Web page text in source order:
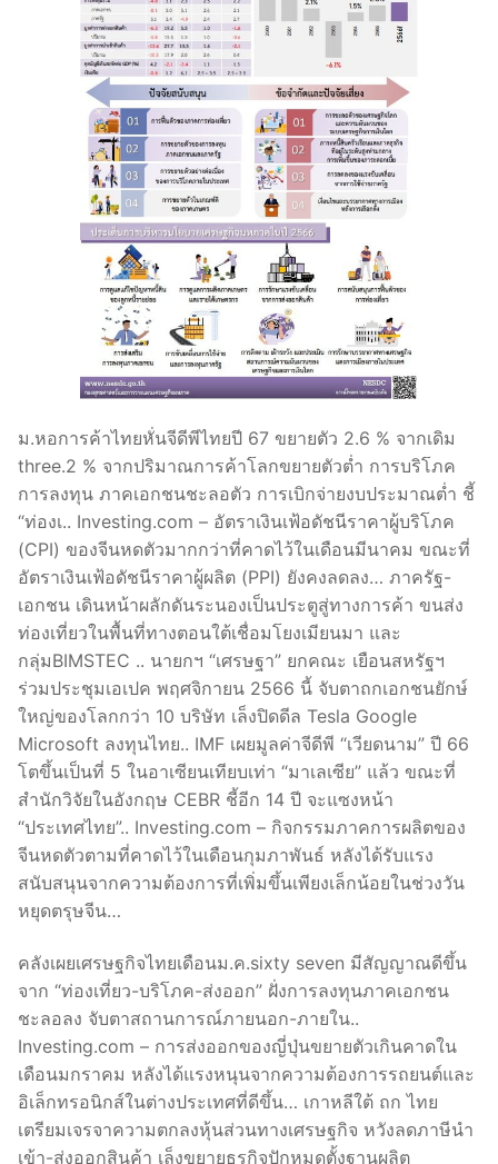
ม.หอการค้าไทยหั่นจีดีพีไทยปี 67 ขยายตัว 2.6 % จากเดิม
three.2 % จากปริมาณการค้าโลกขยายตัวต่ำ การบริโภค
การลงทุน ภาคเอกชนชะลอตัว การเบิกจ่ายงบประมาณต่ำ ชี้
“ท่องเ.. Investing.com – อัตราเงินเฟ้อดัชนีราคาผู้บริโภค
(CPI) ของจีนหดตัวมากกว่าที่คาดไว้ในเดือนมีนาคม ขณะที่
อัตราเงินเฟ้อดัชนีราคาผู้ผลิต (PPI) ยังคงลดลง… ภาครัฐ-
เอกชน เดินหน้าผลักดันระนองเป็นประตูสู่ทางการค้า ขนส่ง
ท่องเที่ยวในพื้นที่ทางตอนใต้เชื่อมโยงเมียนมา และ
กลุ่มBIMSTEC .. นายกฯ “เศรษฐา” ยกคณะ เยือนสหรัฐฯ
ร่วมประชุมเอเปค พฤศจิกายน 2566 นี้ จับตาถกเอกชนยักษ์
ใหญ่ของโลกกว่า 10 บริษัท เล็งปิดดีล Tesla Google
Microsoft ลงทุนไทย.. IMF เผยมูลค่าจีดีพี “เวียดนาม” ปี 66
โตขึ้นเป็นที่ 5 ในอาเซียนเทียบเท่า “มาเลเซีย” แล้ว ขณะที่
สำนักวิจัยในอังกฤษ CEBR ชี้อีก 14 ปี จะแซงหน้า
“ประเทศไทย”.. Investing.com – กิจกรรมภาคการผลิตของ
จีนหดตัวตามที่คาดไว้ในเดือนกุมภาพันธ์ หลังได้รับแรง
สนับสนุนจากความต้องการที่เพิ่มขึ้นเพียงเล็กน้อยในช่วงวัน
หยุดตรุษจีน…
คลังเผยเศรษฐกิจไทยเดือนม.ค.sixty seven มีสัญญาณดีขึ้น
จาก “ท่องเที่ยว-บริโภค-ส่งออก” ฝั่งการลงทุนภาคเอกชน
ชะลอลง จับตาสถานการณ์ภายนอก-ภายใน..
Investing.com – การส่งออกของญี่ปุ่นขยายตัวเกินคาดใน
เดือนมกราคม หลังได้แรงหนุนจากความต้องการรถยนต์และ
อิเล็กทรอนิกส์ในต่างประเทศที่ดีขึ้น… เกาหลีใต้ ถก ไทย
เตรียมเจรจาความตกลงหุ้นส่วนทางเศรษฐกิจ หวังลดภาษีนำ
เข้า-ส่งออกสินค้า เล็งขยายธุรกิจปักหมุดตั้งฐานผลิต